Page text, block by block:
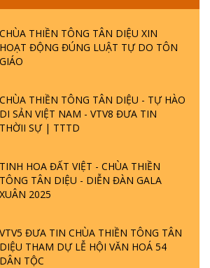
CHÙA THIỀN TÔNG TÂN DIỆU XIN
HOẠT ĐỘNG ĐÚNG LUẬT TỰ DO TÔN
GIÁO
CHÙA THIỀN TÔNG TÂN DIỆU - TỰ HÀO
DI SẢN VIỆT NAM - VTV8 ĐƯA TIN
THỜII SỰ | TTTD
TINH HOA ĐẤT VIỆT - CHÙA THIỀN
TÔNG TÂN DIỆU - DIỄN ĐÀN GALA
XUÂN 2025
VTV5 ĐƯA TIN CHÙA THIỀN TÔNG TÂN
DIỆU THAM DỰ LỄ HỘI VĂN HOÁ 54
DÂN TỘC